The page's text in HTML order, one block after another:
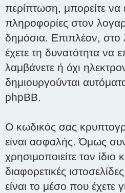
περίπτωση, μπορείτε να
πληροφορίες στον
δημόσια. Επιπλέον, στο
έχετε τη δυνατότητα να
λαμβάνετε ή όχι
δημιουργούνται
phpBB.
Ο κωδικός σας
είναι ασφαλής. Όμως
χρησιμοποιείτε τον
διαφορετικές
είναι το μέσο που έχετε